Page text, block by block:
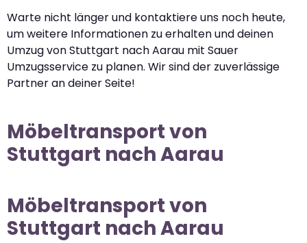
Warte nicht länger und kontaktiere uns noch heute,
um weitere Informationen zu erhalten und deinen
Umzug von Stuttgart nach Aarau mit Sauer
Umzugsservice zu planen. Wir sind der zuverlässige
Partner an deiner Seite!
Möbeltransport von
Stuttgart nach Aarau
Möbeltransport von
Stuttgart nach Aarau